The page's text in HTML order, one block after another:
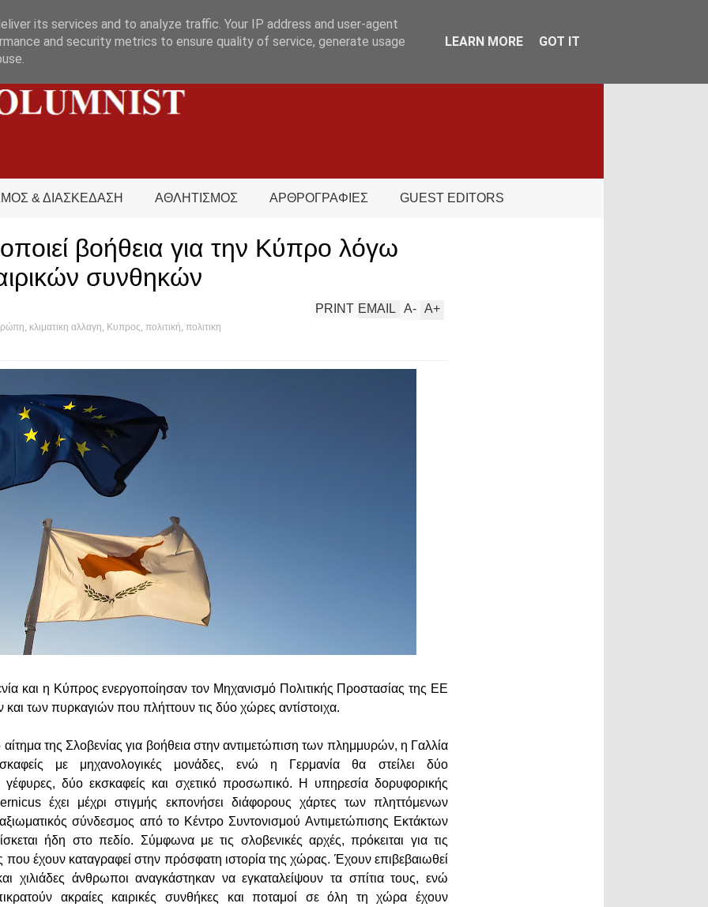
& ΔΙΑΣΚΕΔΑΣΗ ΑΘΛΗΤΙΣΜΟΣ ΑΡΘΡΟΓΡΑΦΙΕΣ GUEST EDITORS
βοήθεια για την Κύπρο λόγω
συνθηκών
κλιματικη αλλαγη Κυπρος πολιτική πολιτικη
A+
A-
EMAIL
PRINT
και η Κύπρος ενεργοποίησαν τον Μηχανισμό Πολιτικής Προστασίας της ΕΕ
των πυρκαγιών που πλήττουν τις δύο χώρες αντίστοιχα.
της Σλοβενίας για βοήθεια στην αντιμετώπιση των πλημμυρών, η Γαλλία
με μηχανολογικές μονάδες, ενώ η Γερμανία θα στείλει δύο
γέφυρες, δύο εκσκαφείς και σχετικό προσωπικό. Η υπηρεσία δορυφορικής
έχει μέχρι στιγμής εκπονήσει διάφορους χάρτες των πληττόμενων
σύνδεσμος από το Κέντρο Συντονισμού Αντιμετώπισης Εκτάκτων
ήδη στο πεδίο. Σύμφωνα με τις σλοβενικές αρχές, πρόκειται για τις
που έχουν καταγραφεί στην πρόσφατη ιστορία της χώρας. Έχουν επιβεβαιωθεί
χιλιάδες άνθρωποι αναγκάστηκαν να εγκαταλείψουν τα σπίτια τους, ενώ
ακραίες καιρικές συνθήκες και ποταμοί σε όλη τη χώρα έχουν
its services and to analyze traffic. Your IP address and user-agent
and security metrics to ensure quality of service, generate usage
LEARN MORE GOT IT